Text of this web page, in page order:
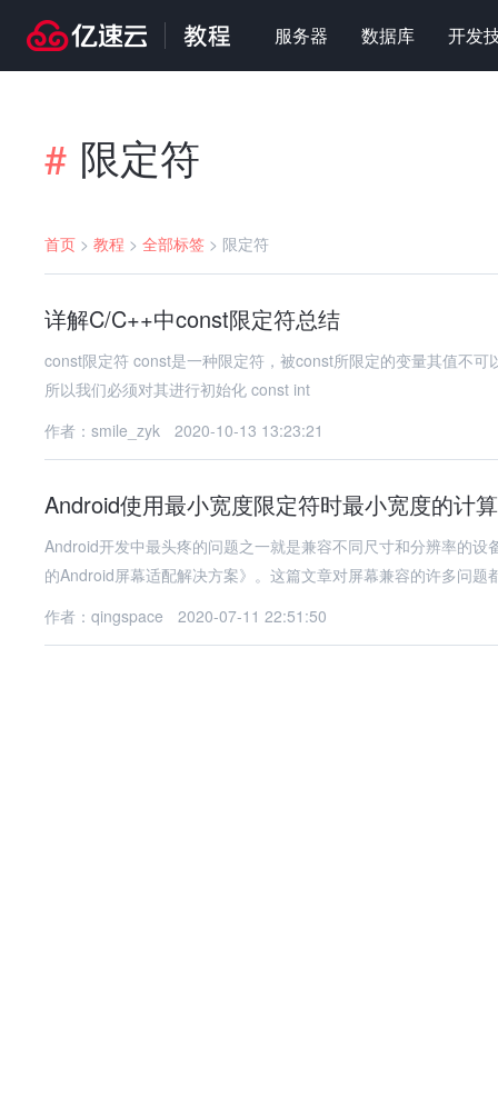
服务器 数据库 开发
# 限定符
首页 > 教程 > 全部标签 > 限定符
详解C/C++中const限定符总结
const限定符 const是一种限定符，被const所限定的变量其值不
所以我们必须对其进行初始化 const int
作者：smile_zyk
2020-10-13 13:23:21
Android使用最小宽度限定符时最小宽度的计算
Android开发中最头疼的问题之一就是兼容不同尺寸和分辨率的
的Android屏幕适配解决方案》。这篇文章对屏幕兼容的许多问题
作者：qingspace
2020-07-11 22:51:50